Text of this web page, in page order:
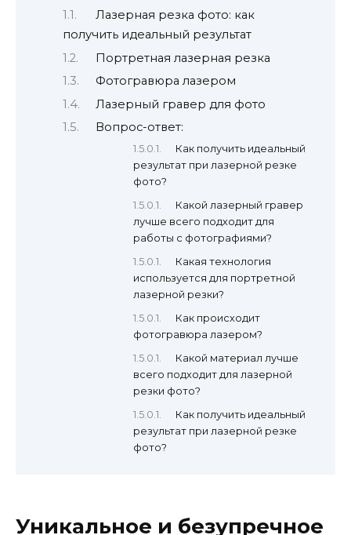
Лазерная резка фото: как
получить идеальный результат
Портретная лазерная резка
Фотогравюра лазером
Лазерный гравер для фото
Вопрос-ответ:
Как получить идеальный
результат при лазерной резке
фото?
Какой лазерный гравер
лучше всего подходит для
работы с фотографиями?
Какая технология
используется для портретной
лазерной резки?
Как происходит
фотогравюра лазером?
Какой материал лучше
всего подходит для лазерной
резки фото?
Как получить идеальный
результат при лазерной резке
фото?
Уникальное и безупречное